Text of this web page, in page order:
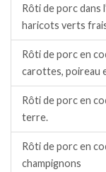
Rôti de porc dans
haricots verts
Rôti de porc en
carottes, poireau
Rôti de porc en
terre.
Rôti de porc en
champignons